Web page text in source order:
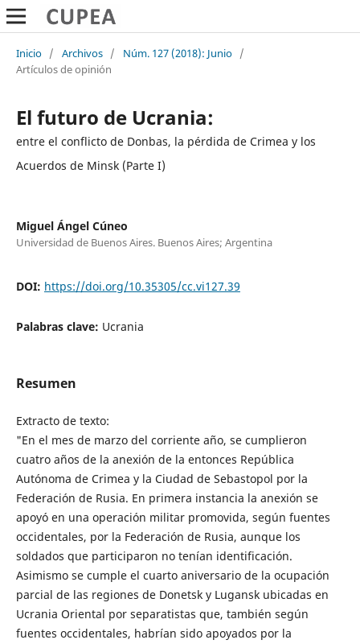
Inicio / Archivos / Núm. 127 (2018): Junio /
Artículos de opinión
El futuro de Ucrania:
entre el conflicto de Donbas, la pérdida de Crimea y los
Acuerdos de Minsk (Parte I)
Miguel Ángel Cúneo
Universidad de Buenos Aires. Buenos Aires; Argentina
DOI: https://doi.org/10.35305/cc.vi127.39
Palabras clave: Ucrania
Resumen
Extracto de texto:
"En el mes de marzo del corriente año, se cumplieron
cuatro años de la anexión de la entonces República
Autónoma de Crimea y la Ciudad de Sebastopol por la
Federación de Rusia. En primera instancia la anexión se
apoyó en una operación militar promovida, según fuentes
occidentales, por la Federación de Rusia, aunque los
soldados que participaron no tenían identificación.
Asimismo se cumple el cuarto aniversario de la ocupación
parcial de las regiones de Donetsk y Lugansk ubicadas en
Ucrania Oriental por separatistas que, también según
fuentes occidentales, habrían sido apoyados por la